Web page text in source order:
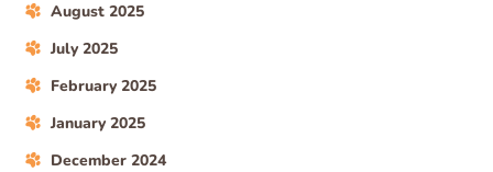
August 2025
July 2025
February 2025
January 2025
December 2024